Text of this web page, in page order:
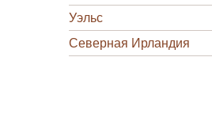
Уэльс
Северная Ирландия